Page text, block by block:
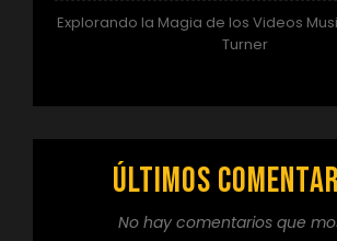
Explorando la Magia de los Videos
Turner
Últimos
No hay comentarios que